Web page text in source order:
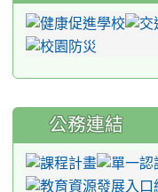
公務連結